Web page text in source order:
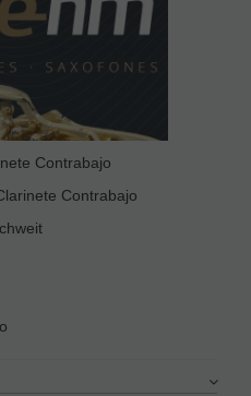
Contrabajo
Contrabajo